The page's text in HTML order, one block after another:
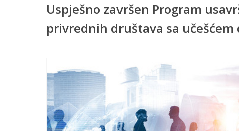
Uspješno završen Program
privrednih društava sa